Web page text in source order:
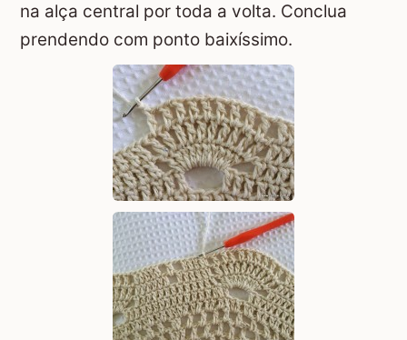
na alça central por toda a volta. Conclua
prendendo com ponto baixíssimo.